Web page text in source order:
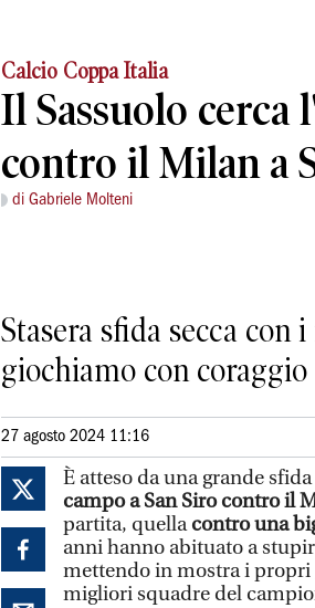
Calcio Coppa Italia
Il Sassuolo cerca
contro il Milan a
di Gabriele Molteni
Stasera sfida secca con
giochiamo con coraggio
27 agosto 2024 11:16
È atteso da una grande
campo a San Siro contro il
partita, quellacontro una
anni hanno abituato a
mettendo in mostra i propri
migliori squadre del